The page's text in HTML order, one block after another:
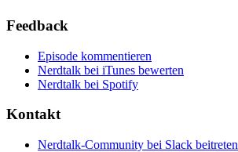
Feedback
Episode kommentieren
Nerdtalk bei iTunes bewerten
Nerdtalk bei Spotify
Kontakt
Nerdtalk-Community bei Slack beitreten